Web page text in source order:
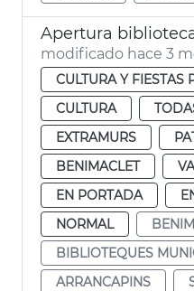
modificado hace 3
CULTURA Y FIESTAS
CULTURA
EXTRAMURS
BENIMACLET
EN PORTADA
NORMAL
BIBLIOTEQUES
ARRANCAPINS